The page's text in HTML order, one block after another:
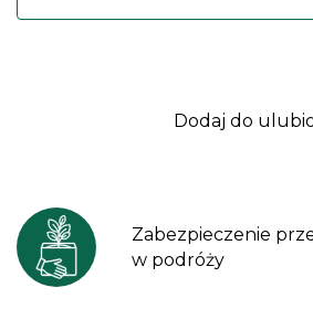
Dodaj do
Zabezpieczenie
w podróży